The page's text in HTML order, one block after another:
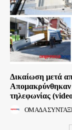
Δικαίωση μετά
Απομακρύνθηκαν
τηλεφωνίας
ΟΜΑΔΑ